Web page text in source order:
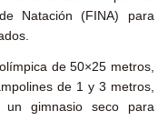
Natación (FINA) para
de 50×25 metros,
de 1 y 3 metros,
gimnasio seco para